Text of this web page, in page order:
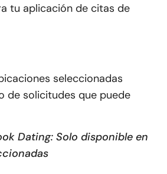
tu aplicación de citas de
seleccionadas
de solicitudes que puede
Dating: Solo disponible en